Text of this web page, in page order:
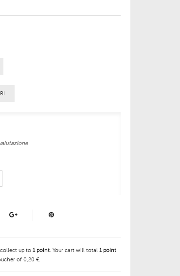
collect up to1point. Your cart will total1point
of0,20 €.